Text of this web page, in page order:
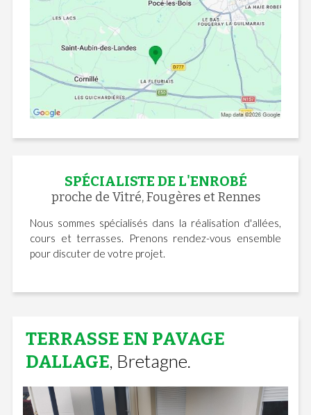
SPÉCIALISTE DE L'ENROBÉ
proche de Vitré, Fougères et Rennes
Nous sommes spécialisés dans la réalisation d'allées,
cours et terrasses. Prenons rendez-vous ensemble
pour discuter de votre projet.
TERRASSE EN PAVAGE
DALLAGE, Bretagne.